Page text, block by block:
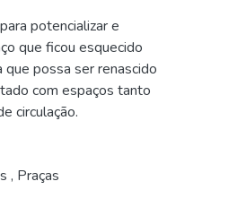
potencializar e
que ficou esquecido
possa ser renascido
com espaços tanto
circulação.
, Praças